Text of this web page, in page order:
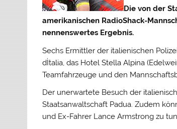
Die von der
amerikanischen RadioShack-
nennenswertes Ergebnis.
Sechs Ermittler der italienischen
dÌtalia, das Hotel Stella Alpina
Teamfahrzeuge und den
Der unerwartete Besuch der
Staatsanwaltschaft Padua. Zudem
und Ex-Fahrer Lance Armstrong zu